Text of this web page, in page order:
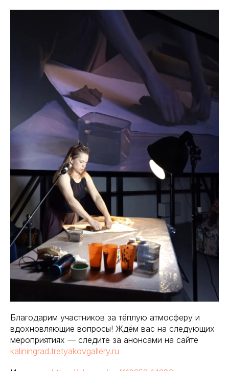
Благодарим участников за тёплую атмосферу и
вдохновляющие вопросы! Ждём вас на следующих
мероприятиях — следите за анонсами на сайте
kaliningrad.tretyakovgallery.ru